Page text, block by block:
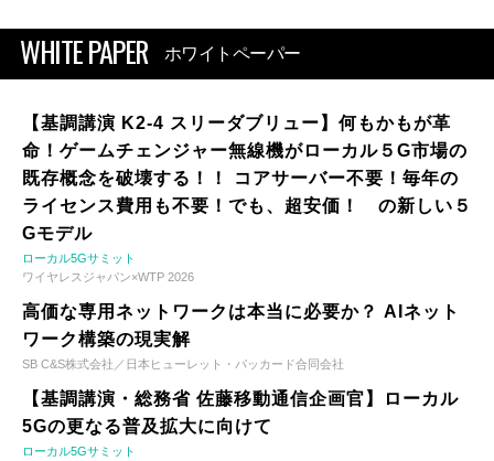
WHITE PAPER ホワイトペーパー
【基調講演 K2-4 スリーダブリュー】何もかもが革
命！ゲームチェンジャー無線機がローカル５G市場の
既存概念を破壊する！！ コアサーバー不要！毎年の
ライセンス費用も不要！でも、超安価！ の新しい５
Gモデル
ローカル5Gサミット
ワイヤレスジャパン×WTP 2026
高価な専用ネットワークは本当に必要か？ AIネット
ワーク構築の現実解
SB C&S株式会社／日本ヒューレット・パッカード合同会社
【基調講演・総務省 佐藤移動通信企画官】ローカル
5Gの更なる普及拡大に向けて
ローカル5Gサミット